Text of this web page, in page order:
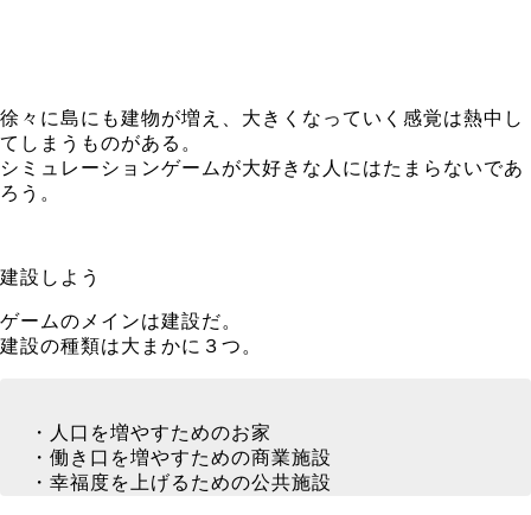
徐々に島にも建物が増え、大きくなっていく感覚は熱中し
てしまうものがある。
シミュレーションゲームが大好きな人にはたまらないであ
ろう。
建設しよう
ゲームのメインは建設だ。
建設の種類は大まかに３つ。
・人口を増やすためのお家
・働き口を増やすための商業施設
・幸福度を上げるための公共施設